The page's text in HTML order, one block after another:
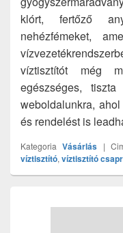
klórt, fertőző
nehézfémeket,
víztisztítót még
egészséges,
weboldalunkra,
és rendelést is
Kategoria Vásárlás |
víztisztító, víztisztító